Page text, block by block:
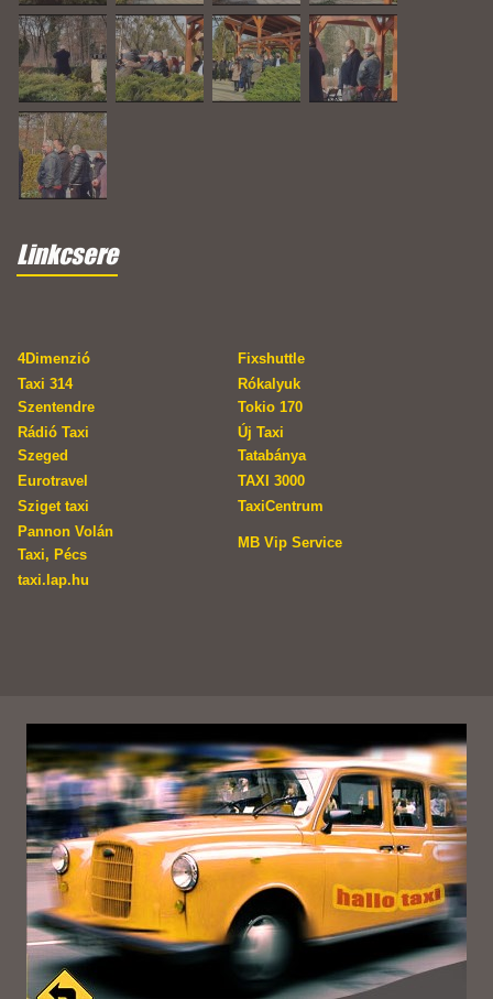
Linkcsere
4Dimenzió
Fixshuttle
Taxi 314
Szentendre
Rókalyuk
Tokio 170
Rádió Taxi
Szeged
Új Taxi
Tatabánya
Eurotravel
TAXI 3000
Sziget taxi
TaxiCentrum
Pannon Volán
Taxi, Pécs
MB Vip Service
taxi.lap.hu